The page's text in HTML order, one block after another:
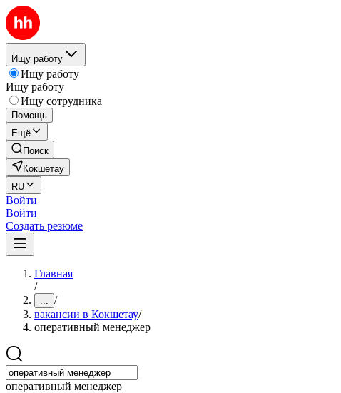
Ищу работу
Ищу работу
Ищу работу
Ищу сотрудника
Помощь
Ещё
Поиск
Кокшетау
RU
Войти
Войти
Создать резюме
Главная
/
... /
вакансии в Кокшетау/
оперативный менеджер
оперативный менеджер